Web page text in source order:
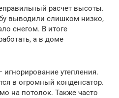
расчет высоты.
выводили слишком низко,
снегом. В итоге
а в доме
утепления.
в огромный конденсатор.
на потолок. Также часто